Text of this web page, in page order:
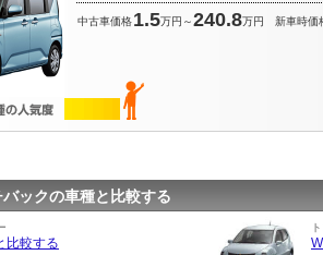
中古車価格1.5万円～240.8万円 新車時価
ックの車種と比較する
比較する